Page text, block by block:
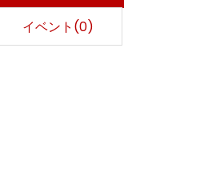
イベント(0)